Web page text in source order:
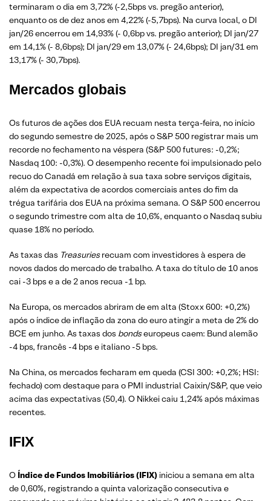
terminaram o dia em 3,72% (-2,5bps vs. pregão anterior),
enquanto os de dez anos em 4,22% (-5,7bps). Na curva local, o DI
jan/26 encerrou em 14,93% (- 0,6bp vs. pregão anterior); DI jan/27
em 14,1% (- 8,6bps); DI jan/29 em 13,07% (- 24,6bps); DI jan/31 em
13,17% (- 30,7bps).
Mercados globais
Os futuros de ações dos EUA recuam nesta terça-feira, no início
do segundo semestre de 2025, após o S&P 500 registrar mais um
recorde no fechamento na véspera (S&P 500 futures: -0,2%;
Nasdaq 100: -0,3%). O desempenho recente foi impulsionado pelo
recuo do Canadá em relação à sua taxa sobre serviços digitais,
além da expectativa de acordos comerciais antes do fim da
trégua tarifária dos EUA na próxima semana. O S&P 500 encerrou
o segundo trimestre com alta de 10,6%, enquanto o Nasdaq subiu
quase 18% no período.
As taxas das Treasuriesrecuam com investidores à espera de
novos dados do mercado de trabalho. A taxa do título de 10 anos
cai -3 bps e a de 2 anos recua -1 bp.
Na Europa, os mercados abriram de em alta (Stoxx 600: +0,2%)
após o índice de inflação da zona do euro atingir a meta de 2% do
BCE em junho. As taxas dos bondseuropeus caem: Bund alemão
-4 bps, francês -4 bps e italiano -5 bps.
Na China, os mercados fecharam em queda (CSI 300: +0,2%; HSI:
fechado) com destaque para o PMI industrial Caixin/S&P, que veio
acima das expectativas (50,4). O Nikkei caiu 1,24% após máximas
recentes.
IFIX
O Índice de Fundos Imobiliários (IFIX) iniciou a semana em alta
de 0,60%, registrando a quinta valorização consecutiva e